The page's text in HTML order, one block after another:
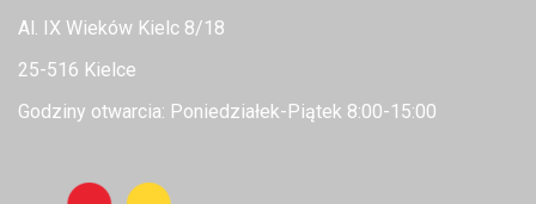
Al. IX Wieków Kielc 8/18
25-516 Kielce
Godziny otwarcia: Poniedziałek-Piątek 8:00-15:00